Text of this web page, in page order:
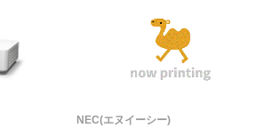
NEC(エヌイーシー)